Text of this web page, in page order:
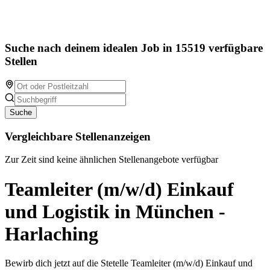
Suche nach deinem idealen Job in 15519 verfügbare
Stellen
Suche
Vergleichbare Stellenanzeigen
Zur Zeit sind keine ähnlichen Stellenangebote verfügbar
Teamleiter (m/w/d) Einkauf
und Logistik in München -
Harlaching
Bewirb dich jetzt auf die Stetelle Teamleiter (m/w/d) Einkauf und